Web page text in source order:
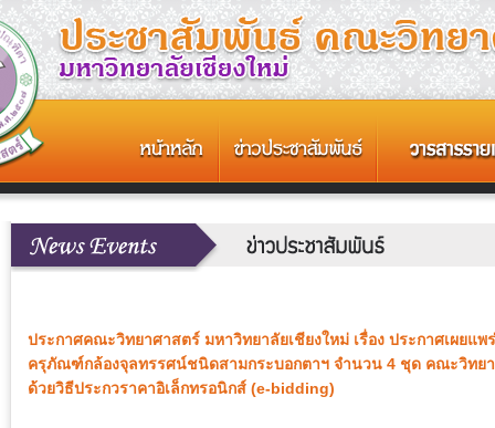
ประกาศคณะวิทยาศาสตร์ มหาวิทยาลัยเชียงใหม่ เรื่อง ประกาศเผย
ครุภัณฑ์กล้องจุลทรรศน์ชนิดสามกระบอกตาฯ จำนวน 4 ชุด คณะวิทยา
ด้วยวิธีประกวราคาอิเล็กทรอนิกส์ (e-bidding)